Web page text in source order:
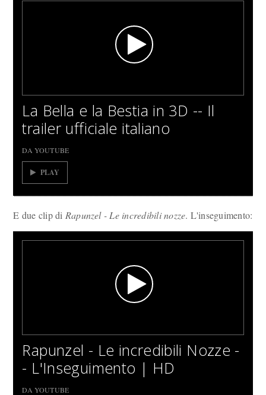
La Bella e la Bestia in 3D -- Il
trailer ufficiale italiano
DA YOUTUBE
PLAY
E due clip di Rapunzel - Le incredibili nozze. L'inseguimento:
Rapunzel - Le incredibili Nozze -
- L'Inseguimento | HD
DA YOUTUBE